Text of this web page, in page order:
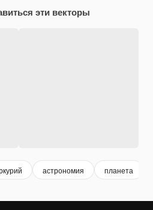
эти векторы
астрономия планета